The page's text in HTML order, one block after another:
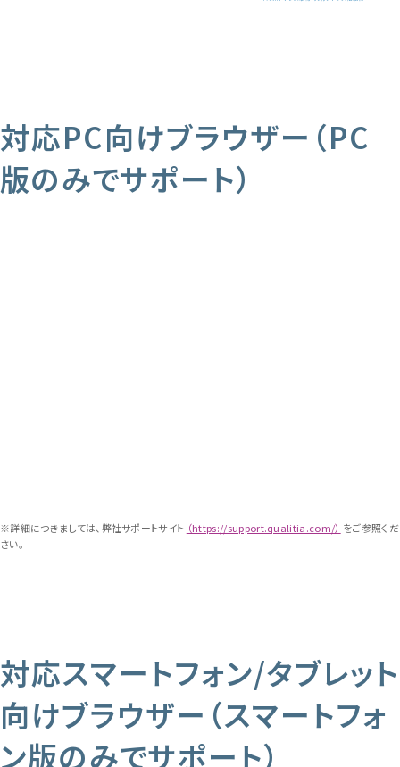
対応PC向けブラウザー（PC
版のみでサポート）
※詳細につきましては、弊社サポートサイト （https://support.qualitia.com/） をご参照くだ
さい。
対応スマートフォン/タブレット
向けブラウザー（スマートフォ
ン版のみでサポート）